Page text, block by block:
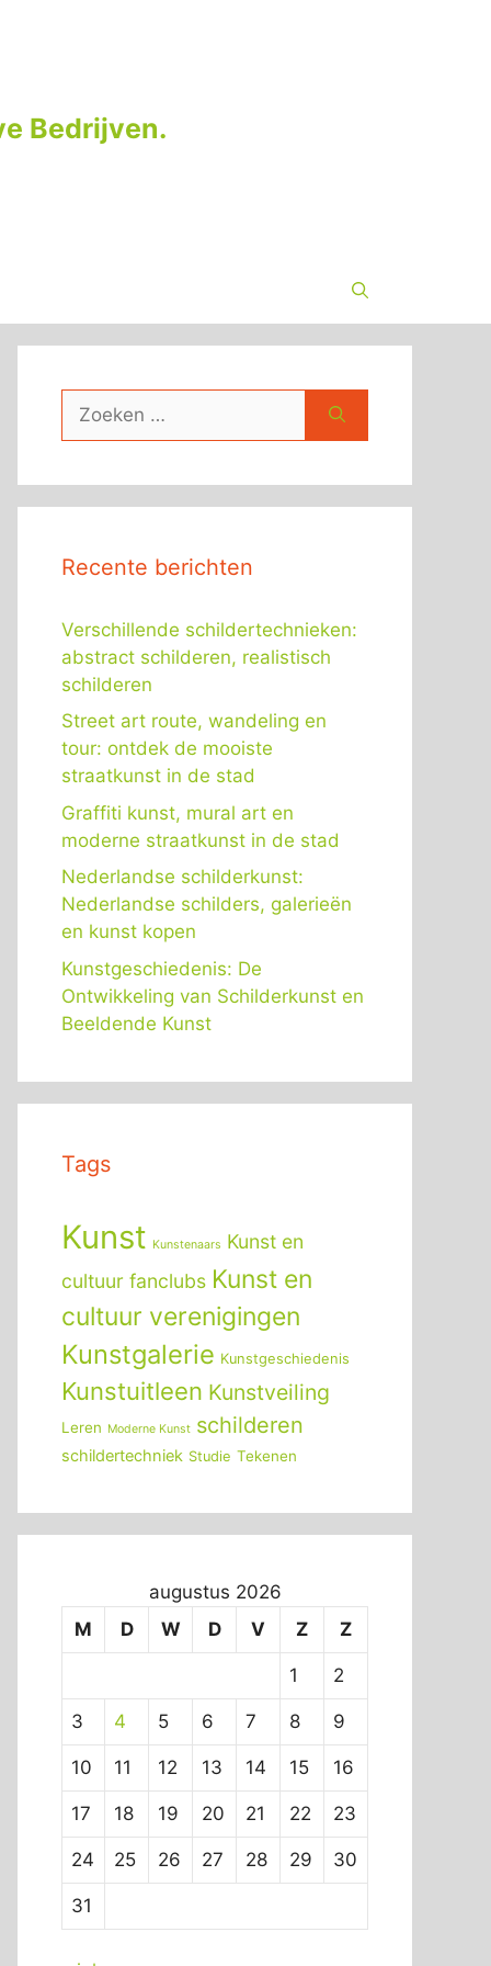
Bedrijven.
naar:
Recente berichten
Verschillende schildertechnieken:
abstract schilderen, realistisch
schilderen
Street art route, wandeling en
tour: ontdek de mooiste
straatkunst in de stad
Graffiti kunst, mural art en
moderne straatkunst in de stad
Nederlandse schilderkunst:
Nederlandse schilders, galerieën
en kunst kopen
Kunstgeschiedenis: De
Ontwikkeling van Schilderkunst en
Beeldende Kunst
Tags
Kunst Kunstenaars Kunst en
cultuur fanclubs Kunst en
cultuur verenigingen
Kunstgalerie Kunstgeschiedenis
Kunstuitleen Kunstveiling
Leren Moderne Kunst schilderen
schildertechniek Studie Tekenen
augustus 2026
M
D W D V Z Z
1 2
3 4 5 6 7 8 9
10 11 12 13 14 15 16
17 18 19 20 21 22 23
24 25 26 27 28 29 30
31